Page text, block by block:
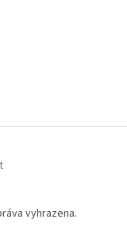
vyhrazena.